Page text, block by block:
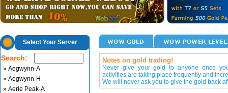
Select Your Server
Search:
» Aegwynn-A
» Aegwynn-H
» Aerie Peak-A
Notes on gold trading!
Never give your gold to anyone once
activities are taking place frequently and
We will never ask you to give the gold back